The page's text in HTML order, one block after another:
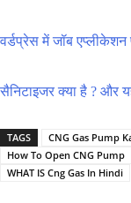
वर्डप्रेस में जॉब एप्लीकेशन
सैनिटाइजर क्या है ? और
TAGS CNG Gas Pump
How To Open CNG Pump
WHAT IS Cng Gas In Hindi